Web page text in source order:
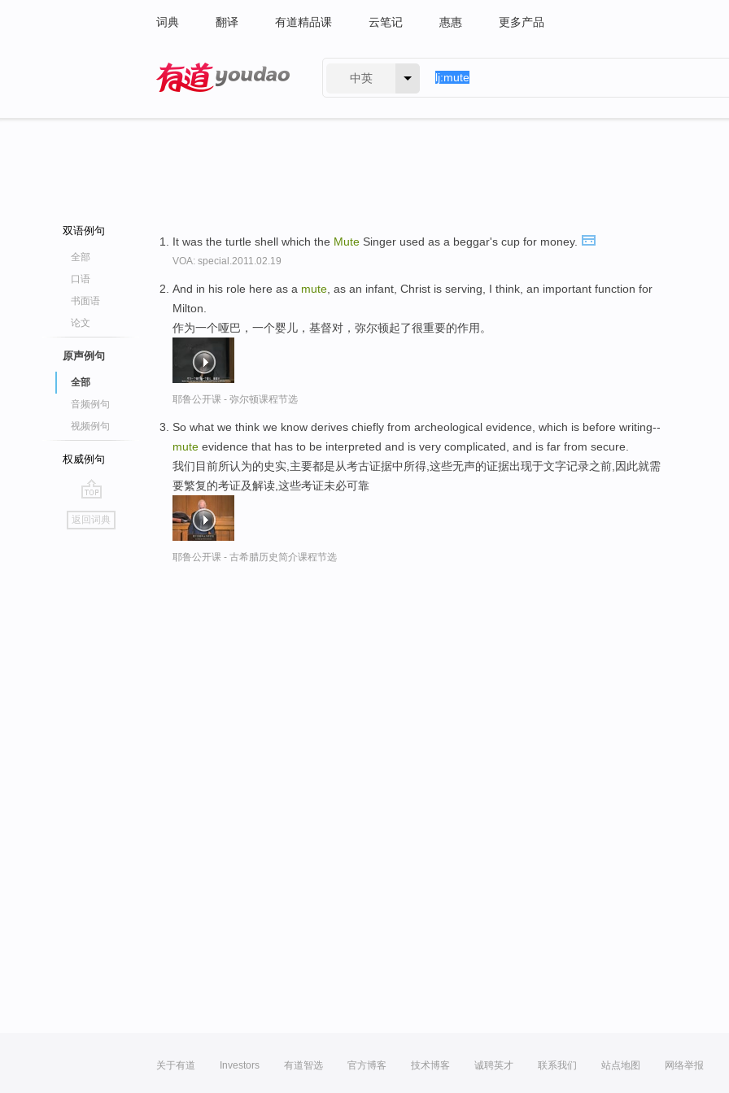
词典 翻译 有道精品课 云笔记 惠惠 更多产品
中英
双语例句
全部
口语
书面语
论文
原声例句
全部
音频例句
视频例句
权威例句
go
top
返回词典
It was the turtle shell which the Mute Singer used as a beggar's cup for money.
VOA: special.2011.02.19
And in his role here as a mute , as an infant, Christ is serving, I think, an important function for
Milton.
作为一个哑巴，一个婴儿，基督对，弥尔顿起了很重要的作用。
耶鲁公开课 - 弥尔顿课程节选
So what we think we know derives chiefly from archeological evidence, which is before writing--
mute evidence that has to be interpreted and is very complicated, and is far from secure.
我们目前所认为的史实,主要都是从考古证据中所得,这些无声的证据出现于文字记录之前,因此就需
要繁复的考证及解读,这些考证未必可靠
耶鲁公开课 - 古希腊历史简介课程节选
关于有道 Investors 有道智选 官方博客 技术博客 诚聘英才 联系我们 站点地图 网络举报